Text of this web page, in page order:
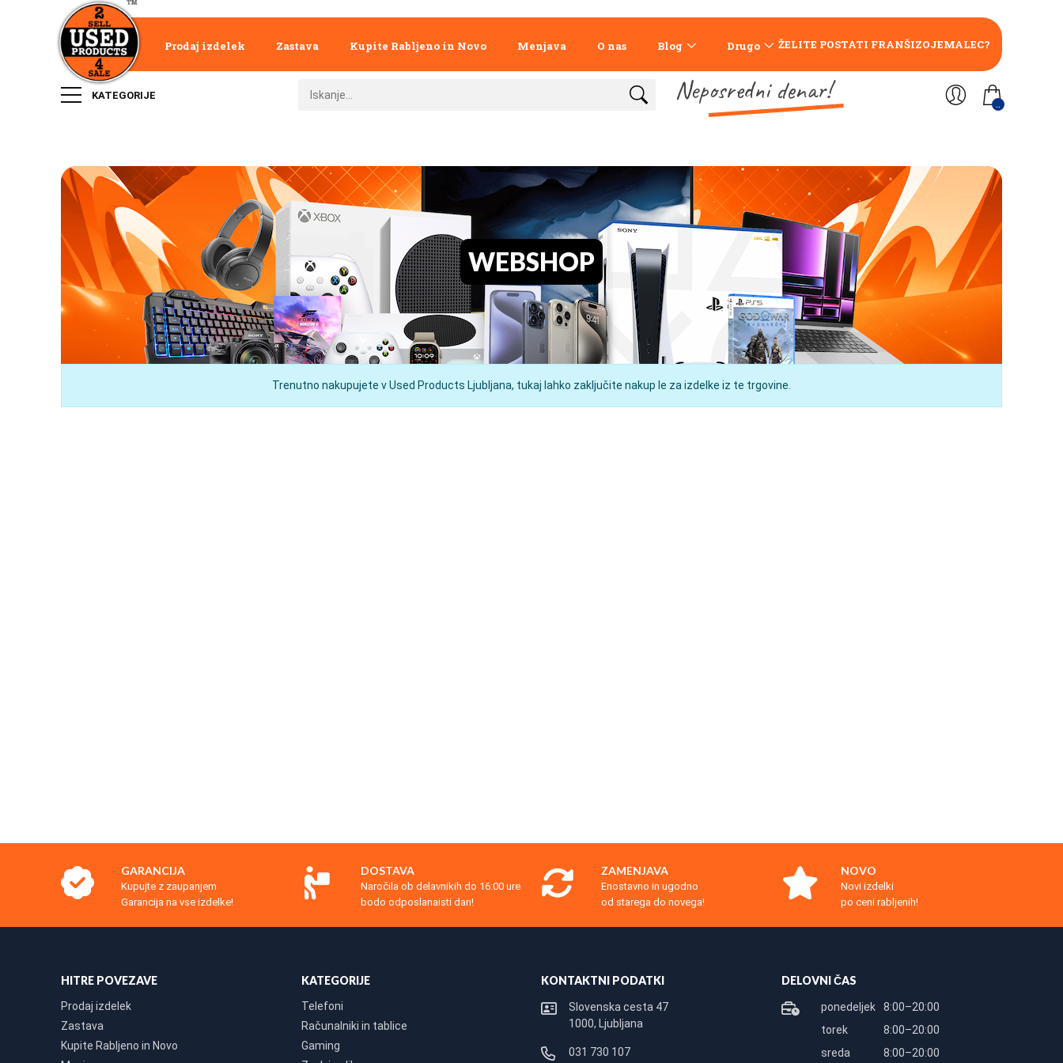
Prodaj izdelek Zastava Kupite Rabljeno in Novo Menjava O nas Blog Drugo ŽELITE POSTATI FRANŠIZOJEMALEC?
KATEGORIJE Neposredni denar! ..
WEBSHOP
Trenutno nakupujete v Used Products Ljubljana, tukaj lahko zaključite nakup le za izdelke iz te trgovine.
GARANCIJA
Kupujte z zaupanjem
Garancija na vse izdelke!
DOSTAVA
Naročila ob delavnikih do 16:00 ure
bodo odposlanaisti dan!
ZAMENJAVA
Enostavno in ugodno
od starega do novega!
NOVO
Novi izdelki
po ceni rabljenih!
HITRE POVEZAVE
Prodaj izdelek
Zastava
Kupite Rabljeno in Novo
KATEGORIJE
Telefoni
Računalniki in tablice
Gaming
KONTAKTNI PODATKI
Slovenska cesta 47
1000, Ljubljana
031 730 107
DELOVNI ČAS
ponedeljek
8:00–20:00
torek
8:00–20:00
sreda
8:00–20:00